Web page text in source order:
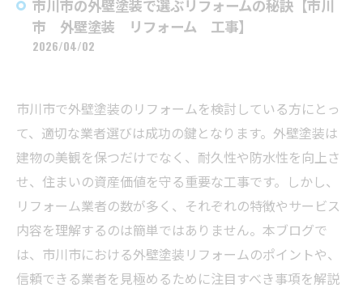
市川市の外壁塗装で選ぶリフォームの秘訣【市川
市 外壁塗装 リフォーム 工事】
2026/04/02
市川市で外壁塗装のリフォームを検討している方にとっ
て、適切な業者選びは成功の鍵となります。外壁塗装は
建物の美観を保つだけでなく、耐久性や防水性を向上さ
せ、住まいの資産価値を守る重要な工事です。しかし、
リフォーム業者の数が多く、それぞれの特徴やサービス
内容を理解するのは簡単ではありません。本ブログで
は、市川市における外壁塗装リフォームのポイントや、
信頼できる業者を見極めるために注目すべき事項を解説